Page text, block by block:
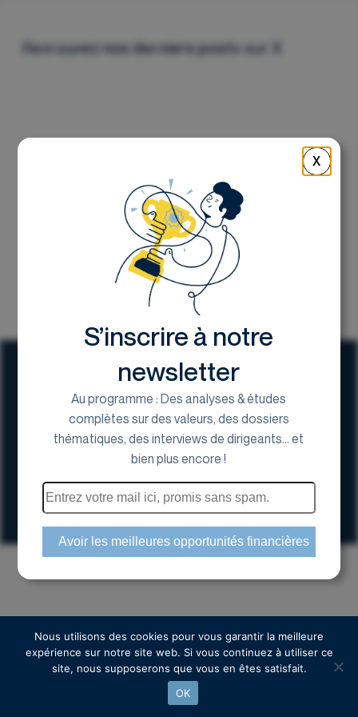
17 Avenue George V, 75008 Paris
Espace actionnaire
Copyright © 2024 Euroland Corporate
Retrouvez nos derniers posts sur X
X
S’inscrire à notre
newsletter
Au programme : Des analyses & études
complètes sur des valeurs, des dossiers
thématiques, des interviews de dirigeants... et
bien plus encore !
Nous utilisons des cookies pour vous garantir la meilleure
expérience sur notre site web. Si vous continuez à utiliser ce
site, nous supposerons que vous en êtes satisfait.
OK